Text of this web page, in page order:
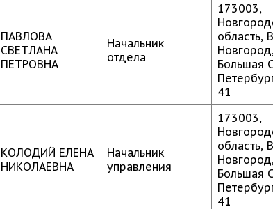
ПАВЛОВА
СВЕТЛАНА
ПЕТРОВНА
Начальник
отдела
173003,
область,
Большая
41
КОЛОДИЙ ЕЛЕНА
НИКОЛАЕВНА
Начальник
управления
173003,
область,
Большая
41